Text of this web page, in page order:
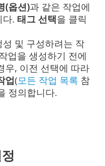
(옵션)과 같은 작업에
다. 태그 선택을 클릭
및 구성하려는 작
업을 생성하기 전에
우, 이전 선택에 따라
업(모든 작업 목록 참
정의합니다.